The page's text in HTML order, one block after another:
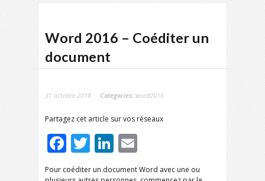
Word 2016 – Coéditer un
document
31 octobre 2018 Categories: word2016
Partagez cet article sur vos réseaux
Facebook
TwitterLinkedIn
Pour coéditer un document Word avec une ou